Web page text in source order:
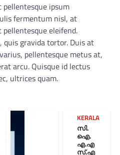
pellentesque ipsum
fermentum nisl, at
eleifend.
gravida tortor. Duis at
pellentesque metus at,
arcu. Quisque id lectus
ultrices quam.
KERALA
സി.
ഐ.
എ.എ
സ്.എ